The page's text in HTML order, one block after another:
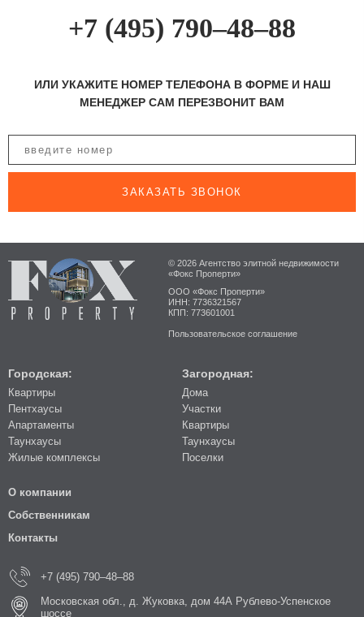
+7 (495) 790–48–88
ИЛИ УКАЖИТЕ НОМЕР ТЕЛЕФОНА В ФОРМЕ И НАШ
МЕНЕДЖЕР САМ ПЕРЕЗВОНИТ ВАМ
ЗАКАЗАТЬ ЗВОНОК
© 2026 Агентство элитной недвижимости
«Фокс Проперти»
ООО «Фокс Проперти»
ИНН: 7736321567
КПП: 773601001
Пользовательское соглашение
Городская:
Квартиры
Пентхаусы
Апартаменты
Таунхаусы
Жилые комплексы
Загородная:
Дома
Участки
Квартиры
Таунхаусы
Поселки
О компании
Собственникам
Контакты
+7 (495) 790–48–88
Московская обл., д. Жуковка, дом 44А Рублево-Успенское
шоссе